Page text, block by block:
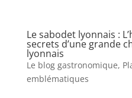
Le sabodet lyonnais :
secrets d’une grande
lyonnais
Le blog gastronomique,
emblématiques